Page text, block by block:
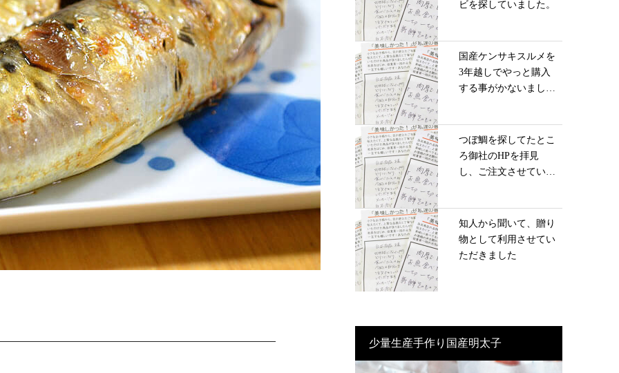
ビを探していました。
国産ケンサキスルメを
3年越しでやっと購入
する事がかないまし
つぼ鯛を探してたとこ
ろ御社のHPを拝見
し、ご注文させていた
知人から聞いて、贈り
物として利用させてい
ただきました
少量生産手作り国産明太子